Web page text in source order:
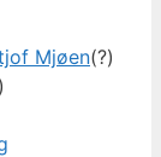
Mjøen(?)